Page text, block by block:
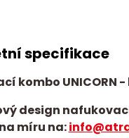
specifikace
kombo UNICORN
design
míru na: